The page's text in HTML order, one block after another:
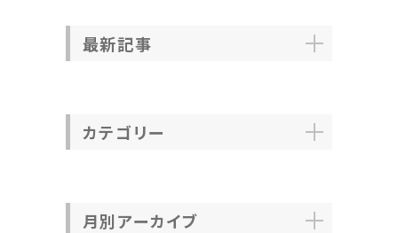
最新記事
カテゴリー
月別アーカイブ